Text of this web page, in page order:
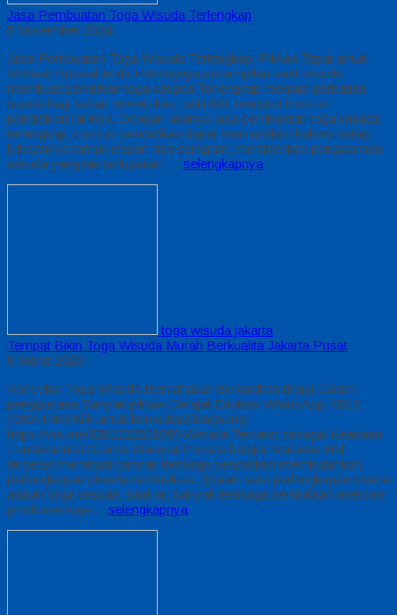
Jasa Pembuatan Toga Wisuda Terlengkap
6 November 2024
Jasa Pembuatan Toga Wisuda Terlengkap: Pilihan Tepat untuk
Momen Spesial Anda Pentingnya penampilan saat wisuda
membuat pemilihan toga wisuda Terlengkap menjadi perhatian
utama bagi setiap universitas, sekolah, maupun institusi
pendidikan lainnya. Dengan adanya jasa pembuatan toga wisuda
terlengkap, institusi pendidikan dapat memastikan bahwa setiap
lulusannya tampil elegan dan seragam, memberikan pengalaman
wisuda yang tak terlupakan…. selengkapnya
toga wisuda jakarta
Tempat Bikin Toga Wisuda Murah Berkualita Jakarta Pusat
8 Maret 2026
Konveksi Toga Wisuda Bersahabat Berkualitas tinggi Dalam
penggunaan Banyak pilihan Derajat Edukasi WhatsApp: 0812-
2282-1060 Klik untuk konsultasi langsung:
https://wa.me/6281222821060 Wisuda Tercatat sebagai Keadaan
Fundamental Di area Riwayat Proses belajar Manusia Hal
tersebut membuat banyak lembaga pendidikan membutuhkan
perlengkapan wisuda berkualitas. ||Salah satu perlengkapan utama
adalah toga wisuda, saat ini, banyak lembaga pendidikan mencari
produsen toga… selengkapnya